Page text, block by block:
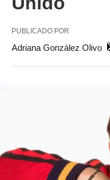
PUBLICADO POR
Adriana González Olivo